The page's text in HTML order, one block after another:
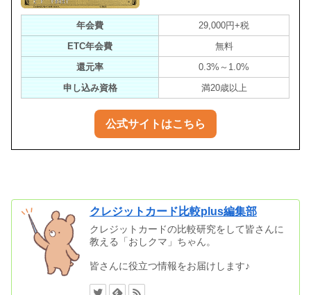
年会費
29,000円+税
ETC年会費
無料
還元率
0.3%～1.0%
申し込み資格
満20歳以上
公式サイトはこちら
クレジットカード比較plus編集部
クレジットカードの比較研究をして皆さんに
教える「おしクマ」ちゃん。
皆さんに役立つ情報をお届けします♪